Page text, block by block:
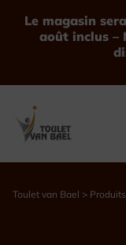
Le magasin
août inclus –
Toulet van Bael > Produits